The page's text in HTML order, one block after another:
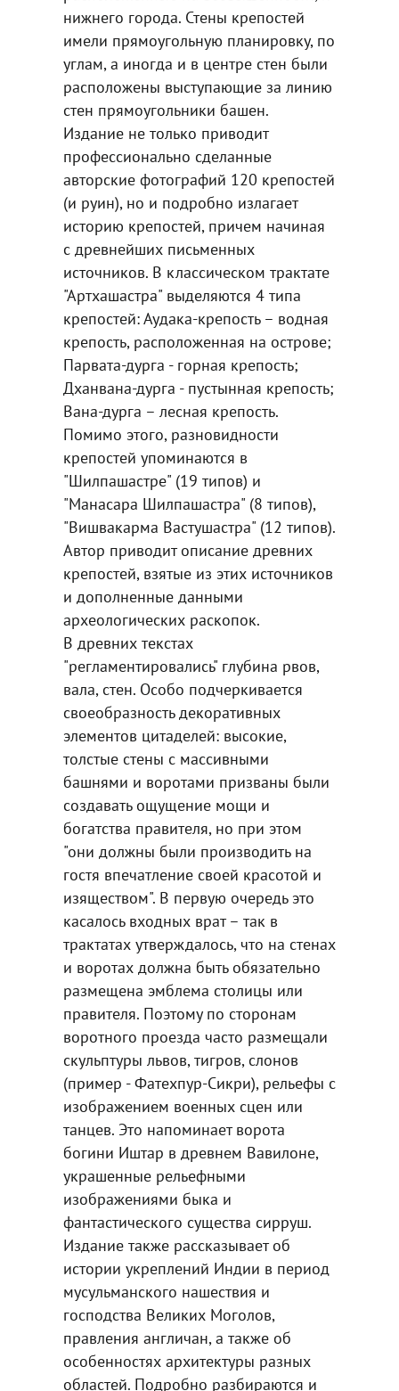
нижнего города. Стены крепостей
имели прямоугольную планировку, по
углам, а иногда и в центре стен были
расположены выступающие за линию
стен прямоугольники башен.
Издание не только приводит
профессионально сделанные
авторские фотографий 120 крепостей
(и руин), но и подробно излагает
историю крепостей, причем начиная
с древнейших письменных
источников. В классическом трактате
"Артхашастра" выделяются 4 типа
крепостей: Аудака-крепость – водная
крепость, расположенная на острове;
Парвата-дурга - горная крепость;
Дханвана-дурга - пустынная крепость;
Вана-дурга – лесная крепость.
Помимо этого, разновидности
крепостей упоминаются в
"Шилпашастре" (19 типов) и
"Манасара Шилпашастра" (8 типов),
"Вишвакарма Вастушастра" (12 типов).
Автор приводит описание древних
крепостей, взятые из этих источников
и дополненные данными
археологических раскопок.
В древних текстах
"регламентировались" глубина рвов,
вала, стен. Особо подчеркивается
своеобразность декоративных
элементов цитаделей: высокие,
толстые стены с массивными
башнями и воротами призваны были
создавать ощущение мощи и
богатства правителя, но при этом
"они должны были производить на
гостя впечатление своей красотой и
изяществом". В первую очередь это
касалось входных врат – так в
трактатах утверждалось, что на стенах
и воротах должна быть обязательно
размещена эмблема столицы или
правителя. Поэтому по сторонам
воротного проезда часто размещали
скульптуры львов, тигров, слонов
(пример - Фатехпур-Сикри), рельефы с
изображением военных сцен или
танцев. Это напоминает ворота
богини Иштар в древнем Вавилоне,
украшенные рельефными
изображениями быка и
фантастического существа сирруш.
Издание также рассказывает об
истории укреплений Индии в период
мусульманского нашествия и
господства Великих Моголов,
правления англичан, а также об
особенностях архитектуры разных
областей. Подробно разбираются и